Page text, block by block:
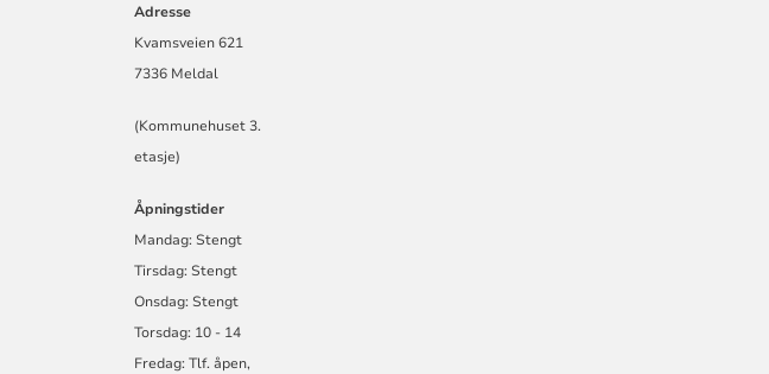
Adresse
Kvamsveien 621
7336 Meldal
(Kommunehuset 3.
etasje)
Åpningstider
Mandag: Stengt
Tirsdag: Stengt
Onsdag: Stengt
Torsdag: 10 - 14
Fredag: Tlf. åpen,